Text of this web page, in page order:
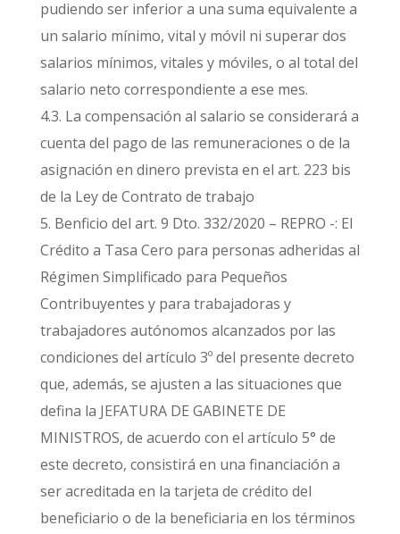
pudiendo ser inferior a una suma equivalente a
un salario mínimo, vital y móvil ni superar dos
salarios mínimos, vitales y móviles, o al total del
salario neto correspondiente a ese mes.
4.3. La compensación al salario se considerará a
cuenta del pago de las remuneraciones o de la
asignación en dinero prevista en el art. 223 bis
de la Ley de Contrato de trabajo
5. Benficio del art. 9 Dto. 332/2020 – REPRO -: El
Crédito a Tasa Cero para personas adheridas al
Régimen Simplificado para Pequeños
Contribuyentes y para trabajadoras y
trabajadores autónomos alcanzados por las
condiciones del artículo 3º del presente decreto
que, además, se ajusten a las situaciones que
defina la JEFATURA DE GABINETE DE
MINISTROS, de acuerdo con el artículo 5° de
este decreto, consistirá en una financiación a
ser acreditada en la tarjeta de crédito del
beneficiario o de la beneficiaria en los términos